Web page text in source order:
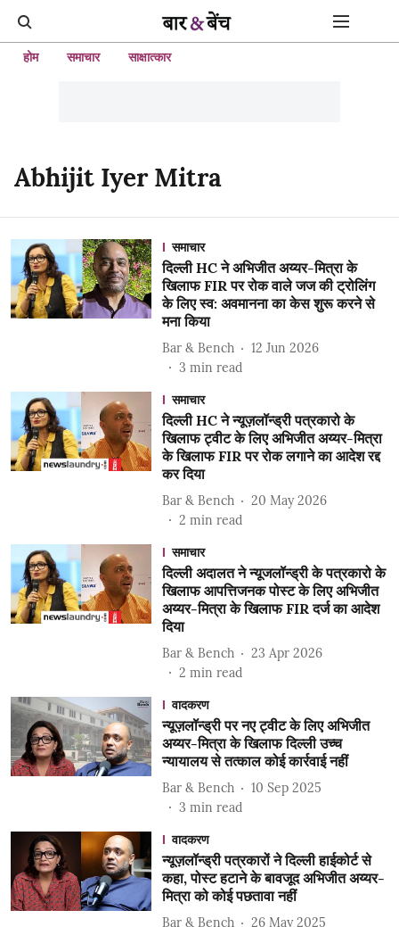
होम समाचार साक्षात्कार
Abhijit Iyer Mitra
समाचार
दिल्ली HC ने अभिजीत अय्यर-मित्रा के
खिलाफ FIR पर रोक वाले जज की ट्रोलिंग
के लिए स्व: अवमानना ​​का केस शुरू करने से
मना किया
Bar & Bench
12 Jun 2026
3 min read
समाचार
दिल्ली HC ने न्यूज़लॉन्ड्री पत्रकारो के
खिलाफ ट्वीट के लिए अभिजीत अय्यर-मित्रा
के खिलाफ FIR पर रोक लगाने का आदेश रद्द
कर दिया
Bar & Bench
20 May 2026
2 min read
समाचार
दिल्ली अदालत ने न्यूजलॉन्ड्री के पत्रकारो के
खिलाफ आपत्तिजनक पोस्ट के लिए अभिजीत
अय्यर-मित्रा के खिलाफ FIR दर्ज का आदेश
दिया
Bar & Bench
23 Apr 2026
2 min read
वादकरण
न्यूज़लॉन्ड्री पर नए ट्वीट के लिए अभिजीत
अय्यर-मित्रा के खिलाफ दिल्ली उच्च
न्यायालय से तत्काल कोई कार्रवाई नहीं
Bar & Bench
10 Sep 2025
3 min read
वादकरण
न्यूज़लॉन्ड्री पत्रकारों ने दिल्ली हाईकोर्ट से
कहा, पोस्ट हटाने के बावजूद अभिजीत अय्यर-
मित्रा को कोई पछतावा नहीं
Bar & Bench
26 May 2025